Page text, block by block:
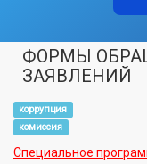
ФОРМЫ
ЗАЯВЛЕНИЙ
коррупция
комиссия
Специальное